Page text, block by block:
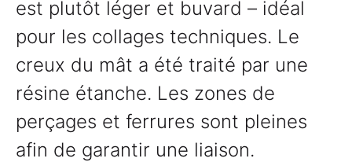
est plutôt léger et buvard – idéal
pour les collages techniques. Le
creux du mât a été traité par une
résine étanche. Les zones de
perçages et ferrures sont pleines
afin de garantir une liaison.